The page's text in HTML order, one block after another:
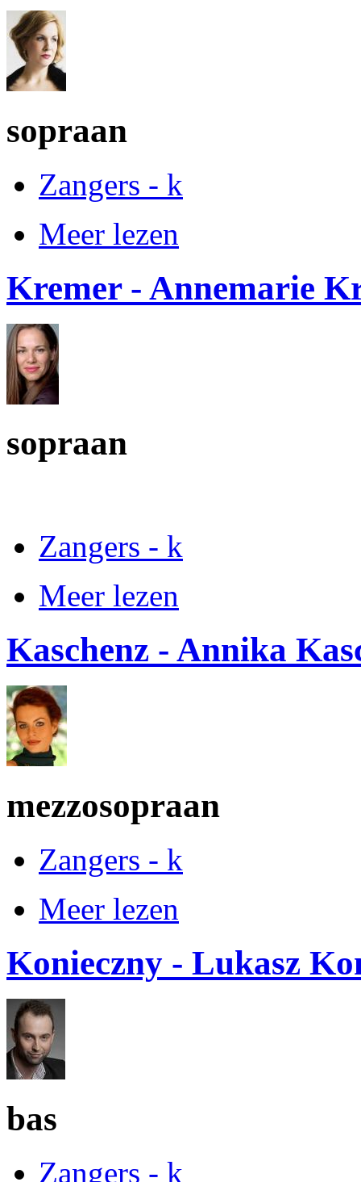
sopraan
Zangers - k
Meer lezen
Kremer - Annemarie
sopraan
Zangers - k
Meer lezen
Kaschenz - Annika
mezzosopraan
Zangers - k
Meer lezen
Konieczny - Lukasz
bas
Zangers - k